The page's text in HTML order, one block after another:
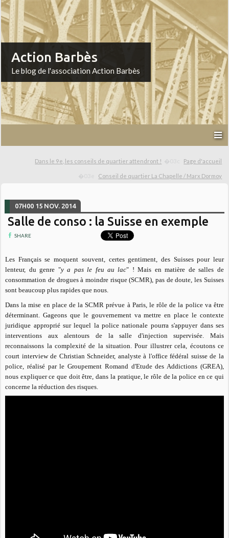
Action Barbès
Le blog de l'association Action Barbès
Dans le 9e, les conseils de quartier attendront ! Page d'accueil
Conseil de quartier La Chapelle / Marx Dormoy
07H00 15 NOV. 2014
Salle de conso : la Suisse en exemple
SHARE
Les Français se moquent souvent, certes gentiment, des Suisses pour leur
lenteur, du genre "y a pas le feu au lac" ! Mais en matière de salles de
consommation de drogues à moindre risque (SCMR), pas de doute, les Suisses
sont beaucoup plus rapides que nous.
Dans la mise en place de la SCMR prévue à Paris, le rôle de la police va être
déterminant. Gageons que le gouvernement va mettre en place le contexte
juridique approprié sur lequel la police nationale pourra s'appuyer dans ses
interventions aux alentours de la salle d'injection supervisée. Mais
reconnaissons la complexité de la situation. Pour illustrer cela, écoutons ce
court interview de Christian Schneider, analyste à l'office fédéral suisse de la
police, réalisé par le Groupement Romand d'Etude des Addictions (GREA),
nous expliquer ce que doit être, dans la pratique, le rôle de la police en ce qui
concerne la réduction des risques.